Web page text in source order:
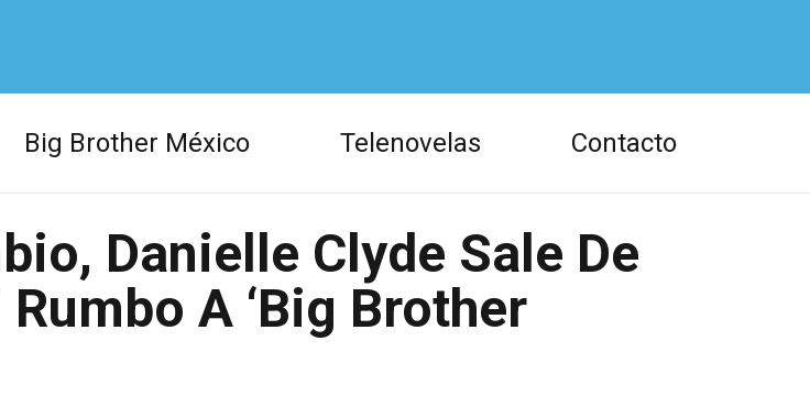
Big Brother México Telenovelas Contacto
Danielle Clyde Sale De
Rumbo A ‘Big Brother